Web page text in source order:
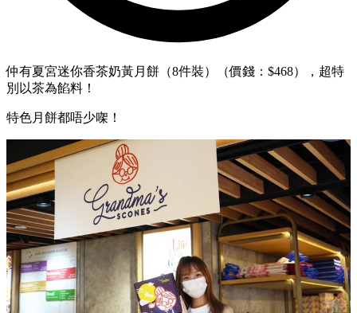
仲有夏宮迷你香茶奶黃月餅（8件裝）（價錢：$468），超特
別以茶為餡料！
特色月餅都唔少㗎！